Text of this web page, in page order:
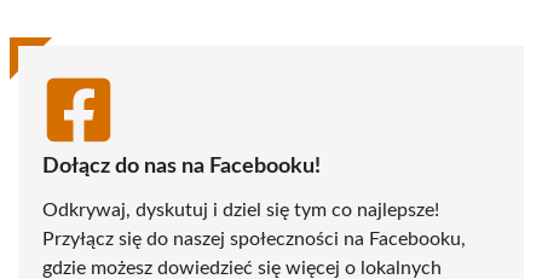
Dołącz do nas na Facebooku!
Odkrywaj, dyskutuj i dziel się tym co najlepsze!
Przyłącz się do naszej społeczności na Facebooku,
gdzie możesz dowiedzieć się więcej o lokalnych